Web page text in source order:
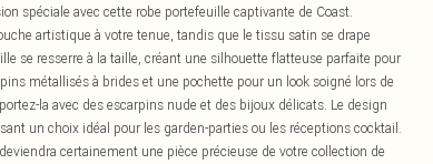
spéciale avec cette robe portefeuille captivante de Coast.
artistique à votre tenue, tandis que le tissu satin se drape
se resserre à la taille, créant une silhouette flatteuse parfaite pour
métallisés à brides et une pochette pour un look soigné lors de
la avec des escarpins nude et des bijoux délicats. Le design
un choix idéal pour les garden-parties ou les réceptions cocktail.
certainement une pièce précieuse de votre collection de